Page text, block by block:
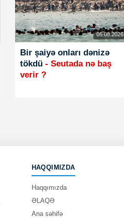
05.08.2026
Bir şaiyə onları dənizə
tökdü - Seutada nə baş
verir ?
HAQQIMIZDA
Haqqımızda
ƏLAQƏ
Ana səhifə